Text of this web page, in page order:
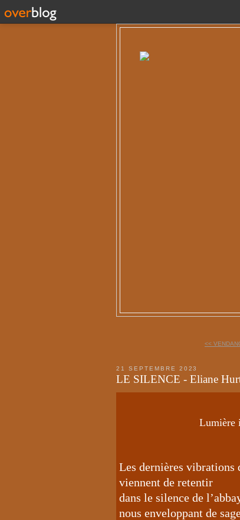
<<
21 SEPTEMBRE 2023
LE SILENCE - Eliane
Lumière
Les dernières vibrations
viennent de retentir
dans le silence de
nous enveloppant de